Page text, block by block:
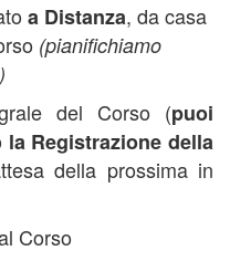
a Distanza, da casa
(pianifichiamo
del Corso (puoi
la Registrazione della
della prossima in
Corso